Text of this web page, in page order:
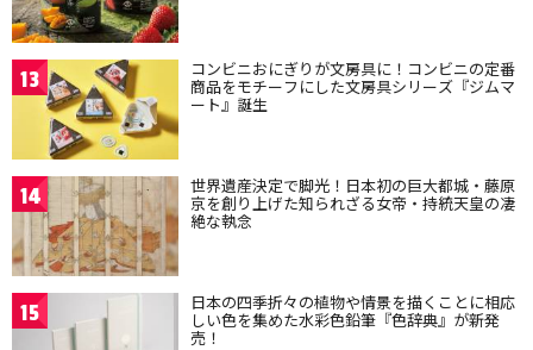
13 コンビニおにぎりが文房具に！コンビニの定番
商品をモチーフにした文房具シリーズ『ジムマ
ート』誕生
14 世界遺産決定で脚光！日本初の巨大都城・藤原
京を創り上げた知られざる女帝・持統天皇の凄
絶な執念
15 日本の四季折々の植物や情景を描くことに相応
しい色を集めた水彩色鉛筆『色辞典』が新発
売！